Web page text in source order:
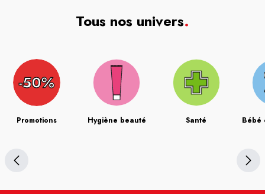
Tous nos univers.
Promotions Hygiène beauté Santé Bébé